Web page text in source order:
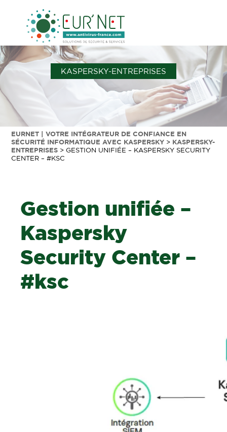
KASPERSKY-ENTREPRISES
EURNET | VOTRE INTÉGRATEUR DE CONFIANCE EN
SÉCURITÉ INFORMATIQUE AVEC KASPERSKY > KASPERSKY-
ENTREPRISES > GESTION UNIFIÉE – KASPERSKY SECURITY
CENTER – #KSC
Gestion unifiée –
Kaspersky
Security Center –
#ksc